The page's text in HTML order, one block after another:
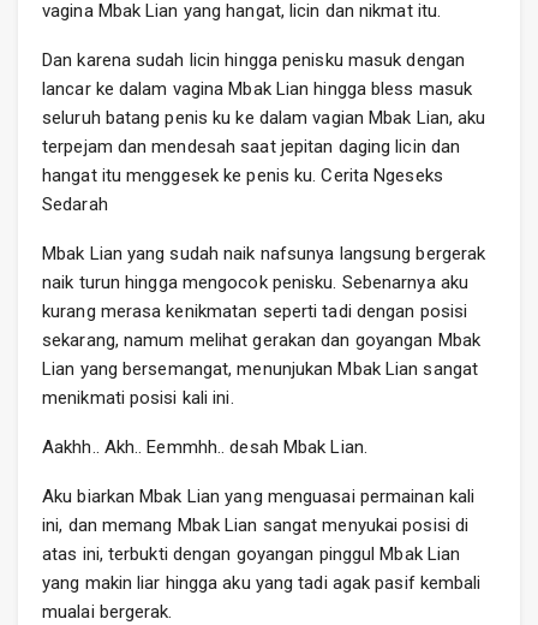
vagina Mbak Lian yang hangat, licin dan nikmat itu.
Dan karena sudah licin hingga penisku masuk dengan
lancar ke dalam vagina Mbak Lian hingga bless masuk
seluruh batang penis ku ke dalam vagian Mbak Lian, aku
terpejam dan mendesah saat jepitan daging licin dan
hangat itu menggesek ke penis ku. Cerita Ngeseks
Sedarah
Mbak Lian yang sudah naik nafsunya langsung bergerak
naik turun hingga mengocok penisku. Sebenarnya aku
kurang merasa kenikmatan seperti tadi dengan posisi
sekarang, namum melihat gerakan dan goyangan Mbak
Lian yang bersemangat, menunjukan Mbak Lian sangat
menikmati posisi kali ini.
Aakhh.. Akh.. Eemmhh.. desah Mbak Lian.
Aku biarkan Mbak Lian yang menguasai permainan kali
ini, dan memang Mbak Lian sangat menyukai posisi di
atas ini, terbukti dengan goyangan pinggul Mbak Lian
yang makin liar hingga aku yang tadi agak pasif kembali
mualai bergerak.